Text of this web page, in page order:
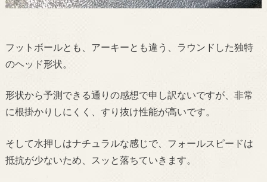
フットボールとも、アーキーとも違う、ラウンドした独特
のヘッド形状。
形状から予測できる通りの感想で申し訳ないですが、非常
に根掛かりしにくく、すり抜け性能が高いです。
そして水押しはナチュラルな感じで、フォールスピードは
抵抗が少ないため、スッと落ちていきます。